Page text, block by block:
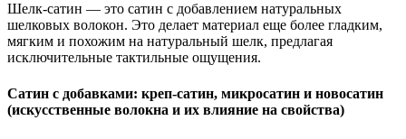
Шелк-сатин — это сатин с добавлением натуральных
шелковых волокон. Это делает материал еще более гладким,
мягким и похожим на натуральный шелк, предлагая
исключительные тактильные ощущения.
Сатин с добавками: креп-сатин, микросатин и новосатин
(искусственные волокна и их влияние на свойства)